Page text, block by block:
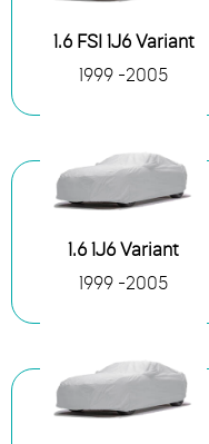
1.6 FSI 1J6 Variant
1999 -2005
1.6 1J6 Variant
1999 -2005